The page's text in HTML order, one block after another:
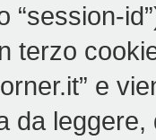
“session-
terzo
e
da